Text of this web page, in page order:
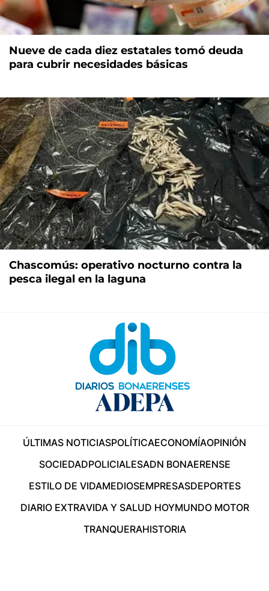
Nueve de cada diez estatales tomó deuda
para cubrir necesidades básicas
Chascomús: operativo nocturno contra la
pesca ilegal en la laguna
ÚLTIMAS NOTICIASPOLÍTICAECONOMÍAOPINIÓN
SOCIEDADPOLICIALESADN BONAERENSE
ESTILO DE VIDAMEDIOSEMPRESASDEPORTES
DIARIO EXTRAVIDA Y SALUD HOYMUNDO MOTOR
TRANQUERAHISTORIA